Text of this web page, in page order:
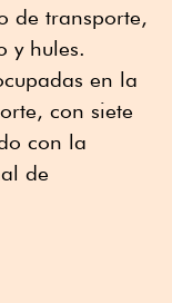
de transporte,
y hules.
en la
con siete
con la
de